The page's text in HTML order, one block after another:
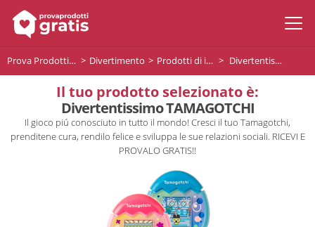
Prova Prodotti Gratis Divertimento Prodotti di intrattenimento Divertentissimo TAMAGOTCHI
Il tuo prodotto selezionato è:
Divertentissimo TAMAGOTCHI
Il gioco piú conosciuto in tutto il mondo! Cresci il tuo Tamagotchi,
prenditene cura, rendilo felice e sviluppa le sue relazioni sociali. RICEVI E
PROVALO GRATIS!!